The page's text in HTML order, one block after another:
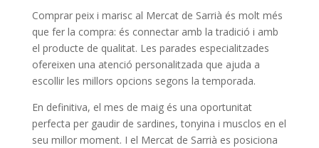
Comprar peix i marisc al Mercat de Sarrià és molt més
que fer la compra: és connectar amb la tradició i amb
el producte de qualitat. Les parades especialitzades
ofereixen una atenció personalitzada que ajuda a
escollir les millors opcions segons la temporada.
En definitiva, el mes de maig és una oportunitat
perfecta per gaudir de sardines, tonyina i musclos en el
seu millor moment. I el Mercat de Sarrià es posiciona